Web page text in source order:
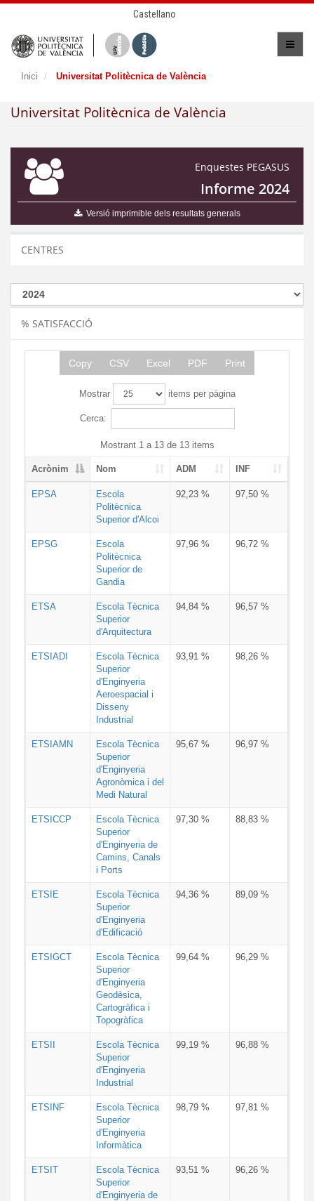
Castellano
Inici Universitat Politècnica de València
Universitat Politècnica de València
Enquestes PEGASUS
Informe 2024
Versió imprimible dels resultats generals
CENTRES
% SATISFACCIÓ
Copy CSV Excel PDF Print
Mostrar items per pàgina
Cerca:
Mostrant 1 a 13 de 13 items
Acrònim Nom ADM INF
EPSA
Escola
Politècnica
Superior d'Alcoi
92,23 % 97,50 %
EPSG
Escola
Politècnica
Superior de
Gandia
97,96 % 96,72 %
ETSA
Escola Tècnica
Superior
d'Arquitectura
94,84 % 96,57 %
ETSIADI
Escola Tècnica
Superior
d'Enginyeria
Aeroespacial i
Disseny
Industrial
93,91 % 98,26 %
ETSIAMN
Escola Tècnica
Superior
d'Enginyeria
Agronòmica i del
Medi Natural
95,67 % 96,97 %
ETSICCP
Escola Tècnica
Superior
d'Enginyeria de
Camins, Canals
i Ports
97,30 % 88,83 %
ETSIE
Escola Tècnica
Superior
d'Enginyeria
d'Edificació
94,36 % 89,09 %
ETSIGCT
Escola Tècnica
Superior
d'Enginyeria
Geodèsica,
Cartogràfica i
Topogràfica
99,64 % 96,29 %
ETSII
Escola Tècnica
Superior
d'Enginyeria
Industrial
99,19 % 96,88 %
ETSINF
Escola Tècnica
Superior
d'Enginyeria
Informàtica
98,79 % 97,81 %
ETSIT
Escola Tècnica
Superior
d'Enginyeria de
93,51 % 96,26 %